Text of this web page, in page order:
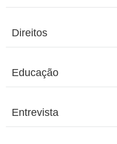
Direitos
Educação
Entrevista